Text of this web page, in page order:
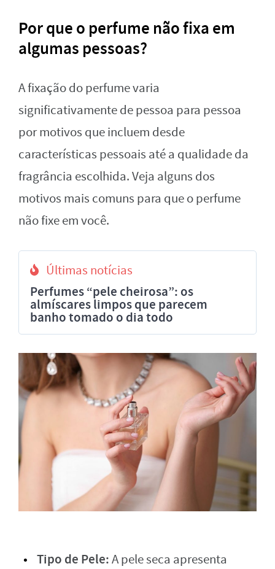
Por que o perfume não fixa em
algumas pessoas?
A fixação do perfume varia
significativamente de pessoa para pessoa
por motivos que incluem desde
características pessoais até a qualidade da
fragrância escolhida. Veja alguns dos
motivos mais comuns para que o perfume
não fixe em você.
Últimas notícias
Perfumes “pele cheirosa”: os
almíscares limpos que parecem
banho tomado o dia todo
Tipo de Pele:A pele seca apresenta